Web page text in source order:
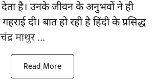
है। उनके जीवन के अनुभवों ने ही
दी। बात हो रही है हिंदी के प्रसिद्ध
माथुर ...
Read More